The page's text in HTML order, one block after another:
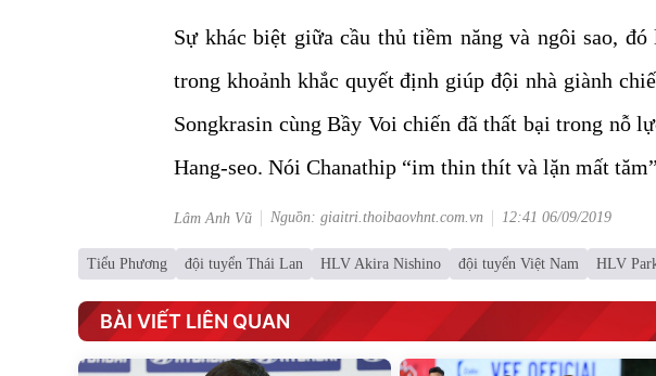
Sự khác biệt giữa cầu thủ tiềm năng và ngôi sao,
trong khoảnh khắc quyết định giúp đội nhà giành
Songkrasin cùng Bầy Voi chiến đã thất bại trong nỗ
Hang-seo. Nói Chanathip “im thin thít và lặn mất
Lâm Anh Vũ Nguồn: giaitri.thoibaovhnt.com.vn 12:41 06/09/2019
Tiểu Phương đội tuyển Thái Lan HLV Akira Nishino đội tuyển Việt Nam HLV
BÀI VIẾT LIÊN QUAN